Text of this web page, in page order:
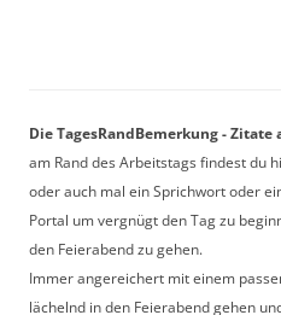
Die TagesRandBemerkung - Zitate
am Rand des Arbeitstags findest du
oder auch mal ein Sprichwort oder
Portal um vergnügt den Tag zu
den Feierabend zu gehen.
Immer angereichert mit einem
lächelnd in den Feierabend gehen